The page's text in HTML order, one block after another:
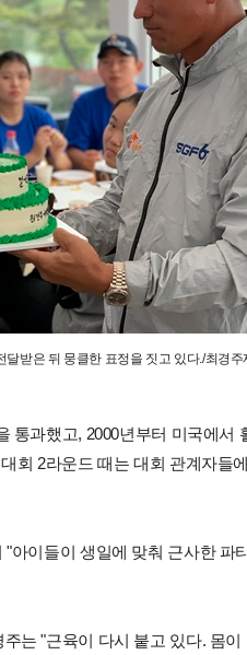
받은 뒤 뭉클한 표정을 짓고 있다./최경주
통과했고, 2000년부터 미국에서
회 2라운드 때는 대회 관계자들
아이들이 생일에 맞춰 근사한 파
는 "근육이 다시 붙고 있다. 몸